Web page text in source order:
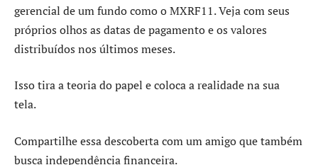
gerencial de um fundo como o MXRF11. Veja com seus
próprios olhos as datas de pagamento e os valores
distribuídos nos últimos meses.
Isso tira a teoria do papel e coloca a realidade na sua
tela.
Compartilhe essa descoberta com um amigo que também
busca independência financeira.